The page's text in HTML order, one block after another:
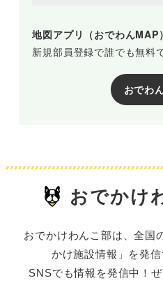
地図アプリ（おでわんMAP
新規部員登録で誰でも無料
おでわ
おでかけ
おでかけわんこ部は、全国
かけ施設情報」を発信
SNSでも情報を発信中！